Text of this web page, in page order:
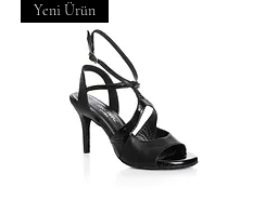
Yeni Ürün